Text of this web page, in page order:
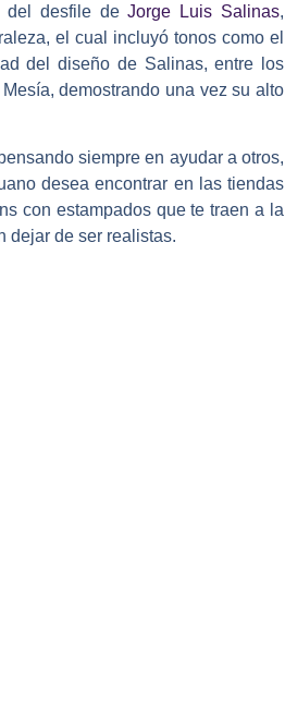
del desfile deJorge Luis Salinas,
el cual incluyó tonos como el
del diseño de Salinas, entre los
demostrando una vez su alto
siempre en ayudar a otros,
desea encontrar en las tiendas
con estampados que te traen a la
dejar de ser realistas.